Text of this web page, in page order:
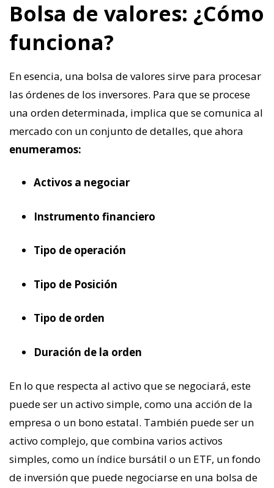
Bolsa de valores: ¿Cómo
funciona?
En esencia, una bolsa de valores sirve para procesar
las órdenes de los inversores. Para que se procese
una orden determinada, implica que se comunica al
mercado con un conjunto de detalles, que ahora
enumeramos:
Activos a negociar
Instrumento financiero
Tipo de operación
Tipo de Posición
Tipo de orden
Duración de la orden
En lo que respecta al activo que se negociará, este
puede ser un activo simple, como una acción de la
empresa o un bono estatal. También puede ser un
activo complejo, que combina varios activos
simples, como un índice bursátil o un ETF, un fondo
de inversión que puede negociarse en una bolsa de